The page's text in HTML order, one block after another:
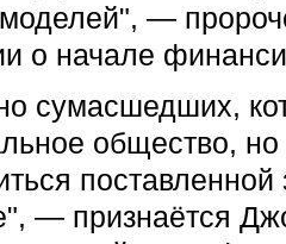
—
о начале
сумасшедших,
общество,
— признаётся